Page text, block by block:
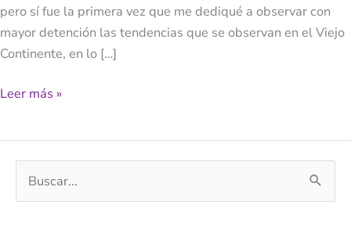
pero sí fue la primera vez que me dediqué a observar con
mayor detención las tendencias que se observan en el Viejo
Continente, en lo […]
Leer más »
u